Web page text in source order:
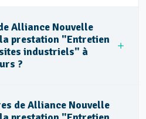
Alliance Nouvelle
prestation "Entretien
industriels" à
?
de Alliance Nouvelle